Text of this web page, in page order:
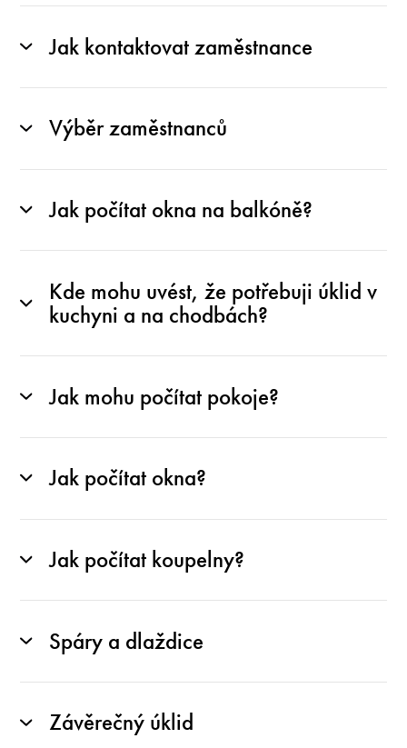
Jak kontaktovat zaměstnance
Výběr zaměstnanců
Jak počítat okna na balkóně?
Kde mohu uvést, že potřebuji úklid v
kuchyni a na chodbách?
Jak mohu počítat pokoje?
Jak počítat okna?
Jak počítat koupelny?
Spáry a dlaždice
Závěrečný úklid